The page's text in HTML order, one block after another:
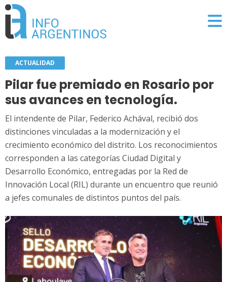
ACTUALIDAD
Pilar fue premiado en Rosario por
sus avances en tecnología.
El intendente de Pilar, Federico Achával, recibió dos
distinciones vinculadas a la modernización y el
crecimiento económico del distrito. Los reconocimientos
corresponden a las categorías Ciudad Digital y
Desarrollo Económico, entregadas por la Red de
Innovación Local (RIL) durante un encuentro que reunió
a jefes comunales de distintos puntos del país.